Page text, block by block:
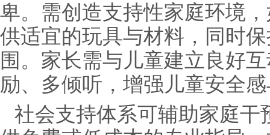
卑。需创造支持性家庭环境
供适宜的玩具与材料，同时
围。家长需与儿童建立良好
励、多倾听，增强儿童安全
社会支持体系可辅助家庭